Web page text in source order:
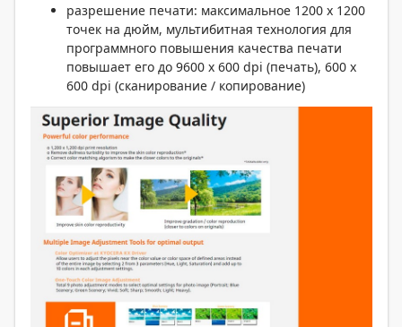
разрешение печати: максимальное 1200 x 1200
точек на дюйм, мультибитная технология для
программного повышения качества печати
повышает его до 9600 x 600 dpi (печать), 600 x
600 dpi (сканирование / копирование)